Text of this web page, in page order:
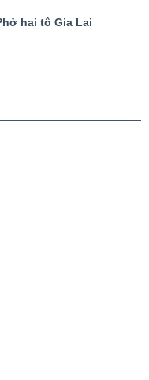
hai tô Gia Lai